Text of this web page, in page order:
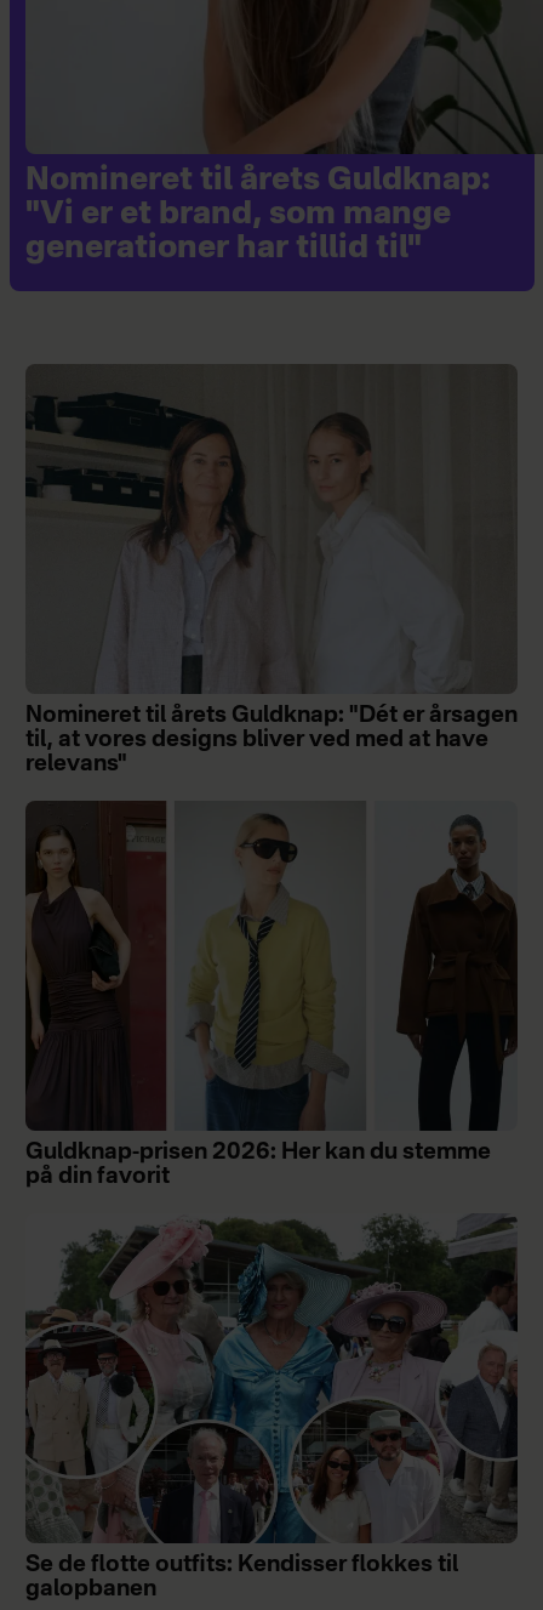
Nomineret til årets Guldknap:
"Vi er et brand, som mange
generationer har tillid til"
Nomineret til årets Guldknap: "Dét er årsagen
til, at vores designs bliver ved med at have
relevans"
Guldknap-prisen 2026: Her kan du stemme
på din favorit
Se de flotte outfits: Kendisser flokkes til
galopbanen